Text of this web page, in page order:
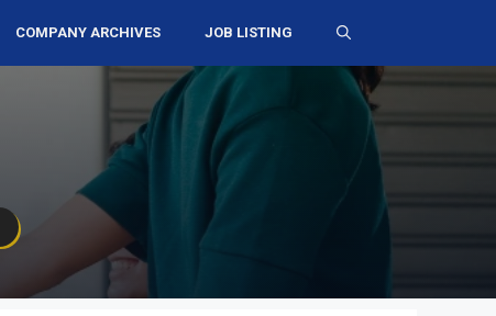
COMPANY ARCHIVES JOB LISTING